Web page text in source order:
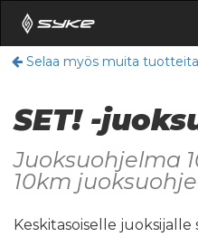
Selaa myös muita tuotteita
SET! -
Juoksuohjelma
10km
Keskitasoiselle